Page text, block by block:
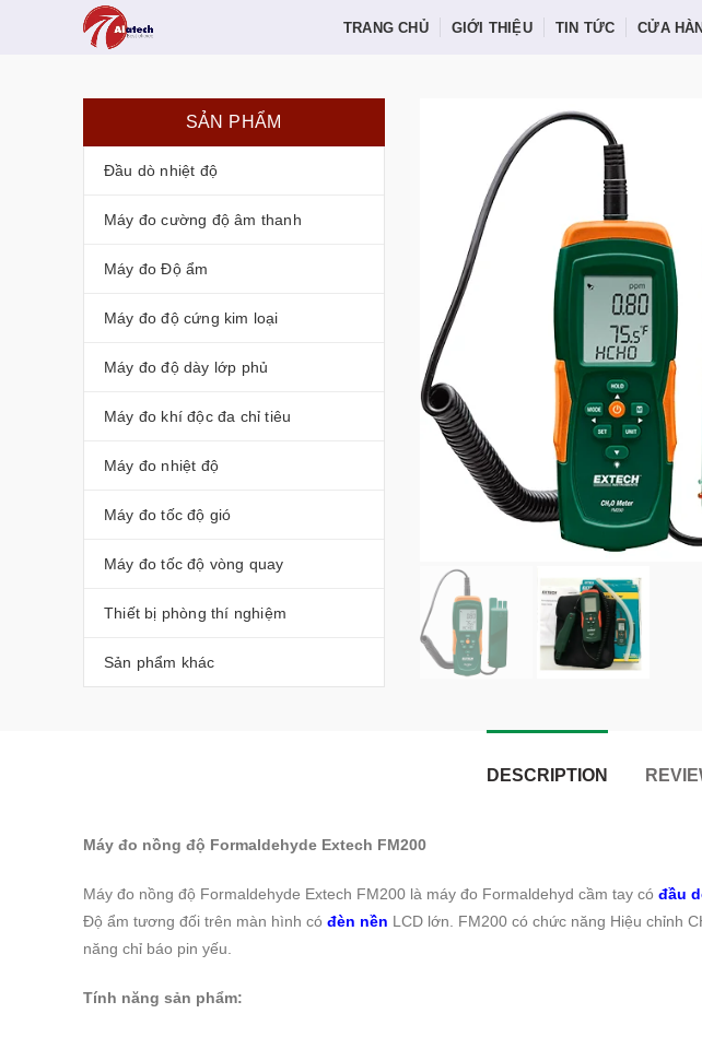
TRANG CHỦ GIỚI THIỆU TIN TỨC CỬA
SẢN PHẨM
Đầu dò nhiệt độ
Máy đo cường độ âm thanh
Máy đo Độ ẩm
Máy đo độ cứng kim loại
Máy đo độ dày lớp phủ
Máy đo khí độc đa chỉ tiêu
Máy đo nhiệt độ
Máy đo tốc độ gió
Máy đo tốc độ vòng quay
Thiết bị phòng thí nghiệm
Sản phẩm khác
DESCRIPTION
Máy đo nồng độ Formaldehyde Extech FM200
Máy đo nồng độ Formaldehyde Extech FM200 là máy đo Formaldehyd cầm tay có đầu
Độ ẩm tương đối trên màn hình có đèn nền LCD lớn. FM200 có chức năng Hiệu chỉnh
năng chỉ báo pin yếu.
Tính năng sản phẩm: